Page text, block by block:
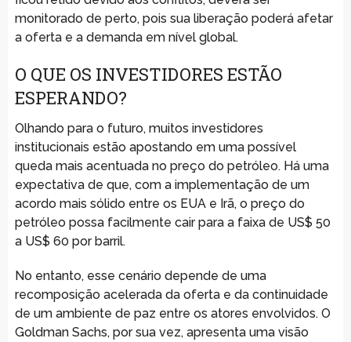
monitorado de perto, pois sua liberação poderá afetar
a oferta e a demanda em nível global.
O QUE OS INVESTIDORES ESTÃO
ESPERANDO?
Olhando para o futuro, muitos investidores
institucionais estão apostando em uma possível
queda mais acentuada no preço do petróleo. Há uma
expectativa de que, com a implementação de um
acordo mais sólido entre os EUA e Irã, o preço do
petróleo possa facilmente cair para a faixa de US$ 50
a US$ 60 por barril.
No entanto, esse cenário depende de uma
recomposição acelerada da oferta e da continuidade
de um ambiente de paz entre os atores envolvidos. O
Goldman Sachs, por sua vez, apresenta uma visão